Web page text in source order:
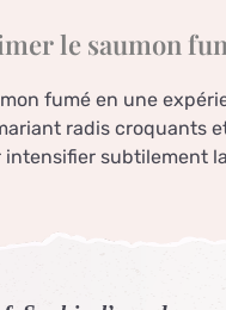
le saumon
fumé en une
radis croquants
subtilement